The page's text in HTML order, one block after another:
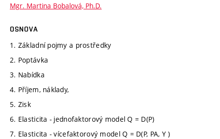
Mgr. Martina Bobalová, Ph.D.
OSNOVA
1. Základní pojmy a prostředky
2. Poptávka
3. Nabídka
4. Příjem, náklady,
5. Zisk
6. Elasticita - jednofaktorový model Q = D(P)
7. Elasticita - vícefaktorový model Q = D(P, PA, Y )